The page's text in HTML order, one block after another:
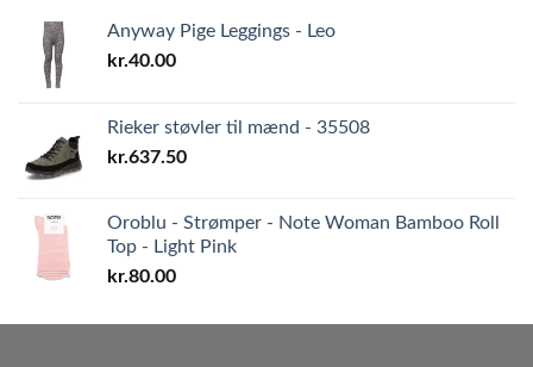
Anyway Pige Leggings - Leo
kr.40.00
Rieker støvler til mænd - 35508
kr.637.50
Oroblu - Strømper - Note Woman Bamboo Roll
Top - Light Pink
kr.80.00